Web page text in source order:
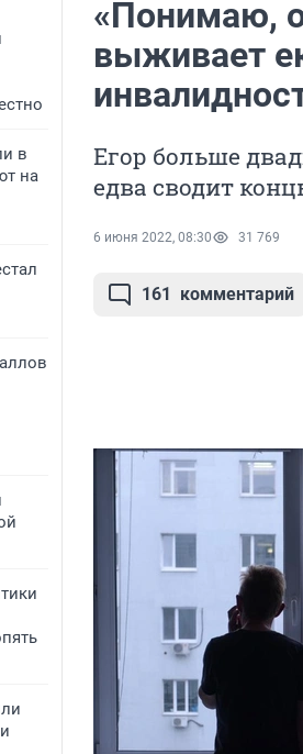
в
на
«Понимаю,
выживает
Егор больше
едва сводит
6 июня 2022, 08:30 31 769
161 комментарий